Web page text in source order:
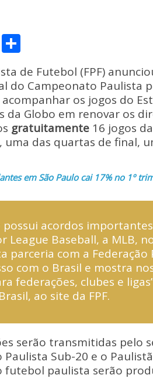
C
k
h
ar
e
de Futebol (FPF)
do Campeonato Paulista
os jogos do
da Globo em renovar os
gratuitamente 16 jogos
uma das quartas de final,
em São Paulo cai 17% no 1º
possui acordos
League Baseball, a MLB,
parceria com a
com o Brasil e mostra
federações, clubes e
ao site da FPF.
serão transmitidas pelo
Paulista Sub-20 e o
futebol paulista serão